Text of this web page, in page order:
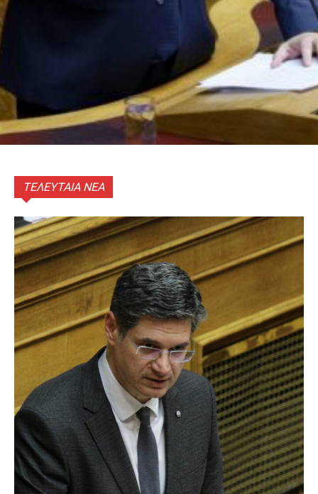
ΤΕΛΕΥΤΑΙΑ ΝΕΑ